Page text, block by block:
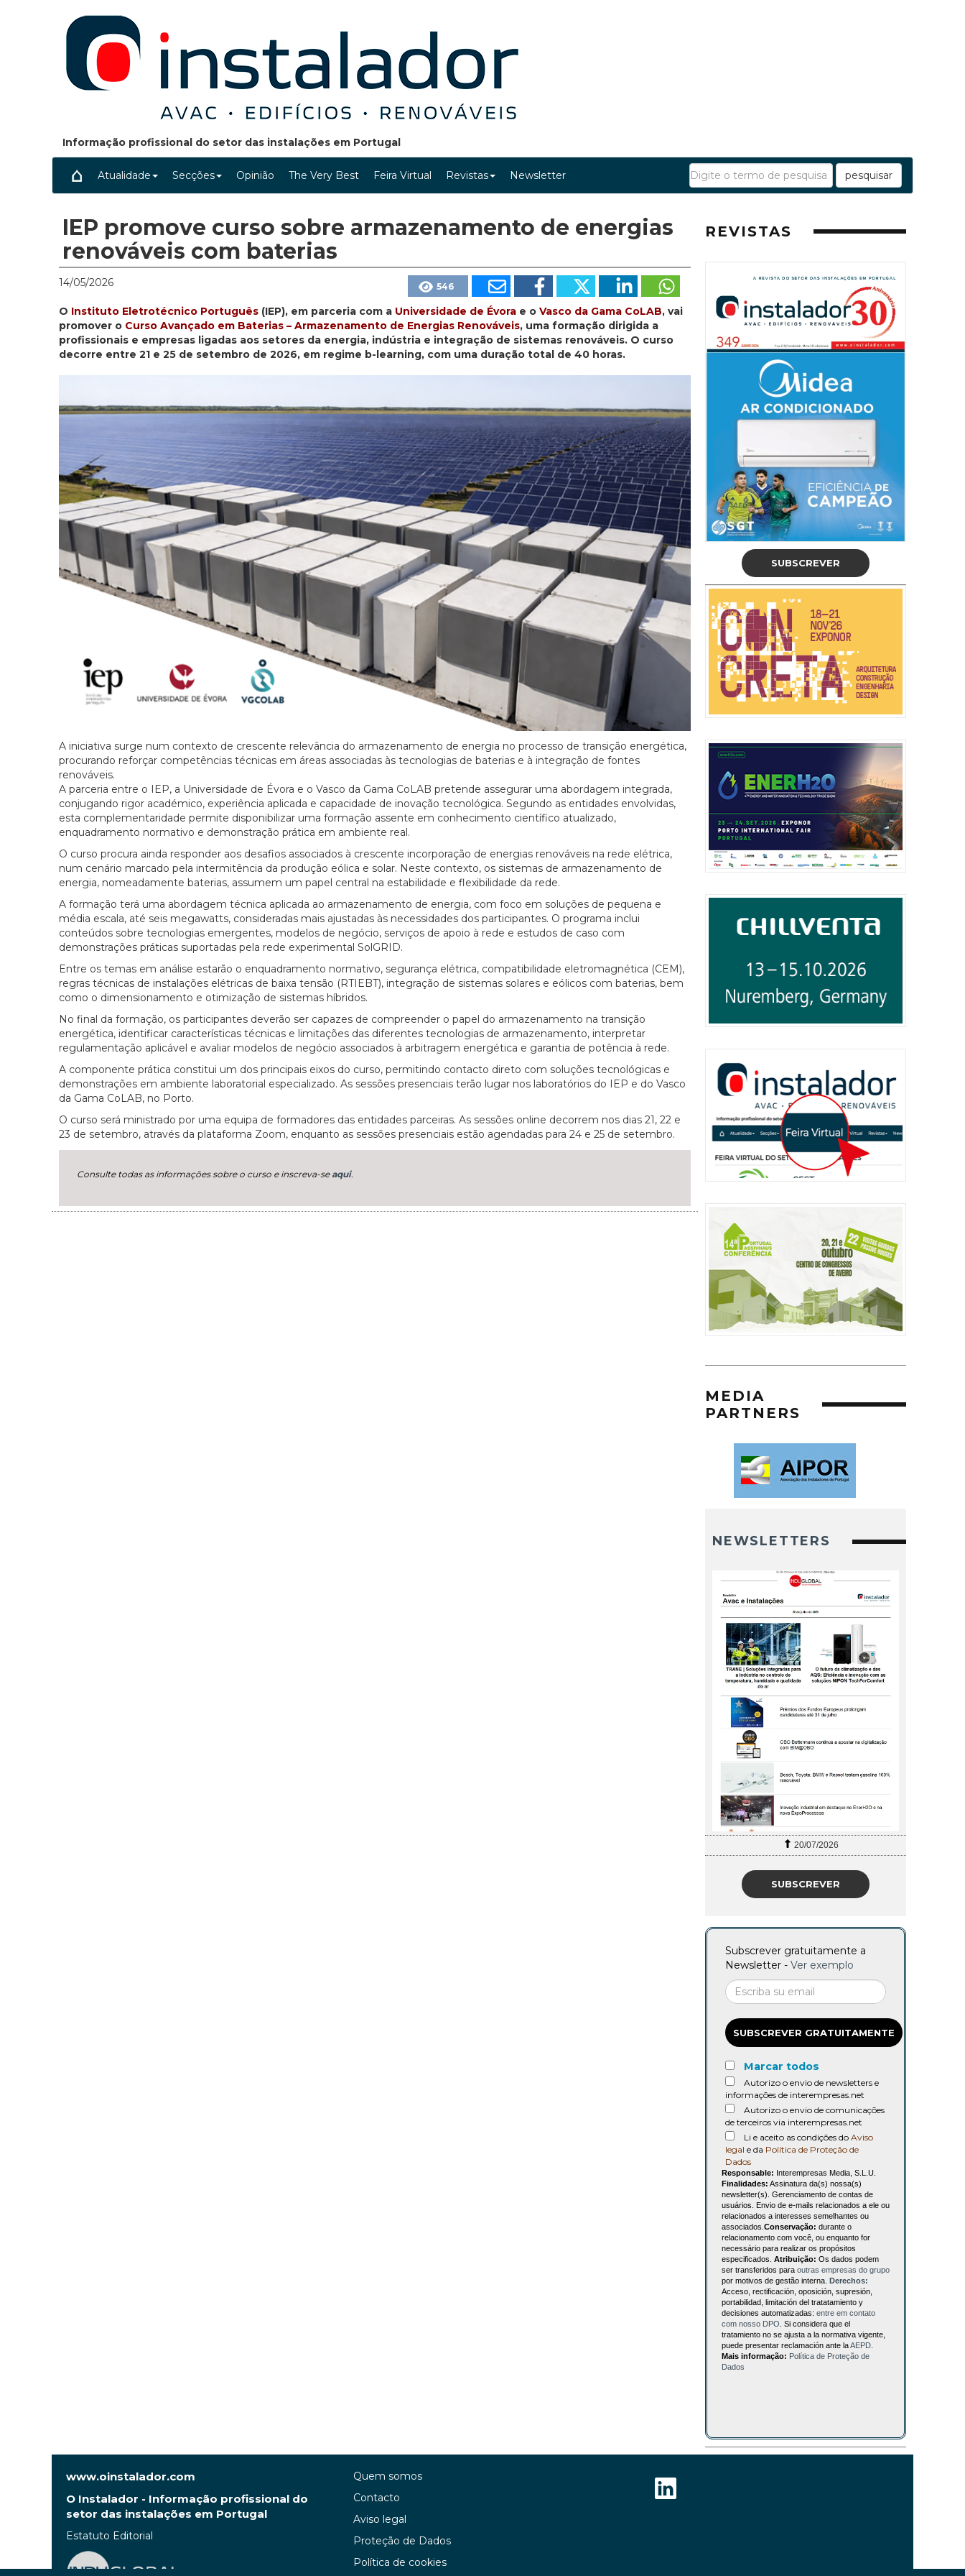
Informação profissional do setor das instalações em Portugal
Atualidade Secções Opinião The Very Best Feira Virtual Revistas Newsletter pesquisar
IEP promove curso sobre armazenamento de energias
renováveis com baterias
14/05/2026 546
O Instituto Eletrotécnico Português (IEP), em parceria com a Universidade de Évora e o Vasco da Gama CoLAB, vai
promover o Curso Avançado em Baterias – Armazenamento de Energias Renováveis, uma formação dirigida a
profissionais e empresas ligadas aos setores da energia, indústria e integração de sistemas renováveis. O curso
decorre entre 21 e 25 de setembro de 2026, em regime b-learning, com uma duração total de 40 horas.
A iniciativa surge num contexto de crescente relevância do armazenamento de energia no processo de transição energética,
procurando reforçar competências técnicas em áreas associadas às tecnologias de baterias e à integração de fontes
renováveis.
A parceria entre o IEP, a Universidade de Évora e o Vasco da Gama CoLAB pretende assegurar uma abordagem integrada,
conjugando rigor académico, experiência aplicada e capacidade de inovação tecnológica. Segundo as entidades envolvidas,
esta complementaridade permite disponibilizar uma formação assente em conhecimento científico atualizado,
enquadramento normativo e demonstração prática em ambiente real.
O curso procura ainda responder aos desafios associados à crescente incorporação de energias renováveis na rede elétrica,
num cenário marcado pela intermitência da produção eólica e solar. Neste contexto, os sistemas de armazenamento de
energia, nomeadamente baterias, assumem um papel central na estabilidade e flexibilidade da rede.
A formação terá uma abordagem técnica aplicada ao armazenamento de energia, com foco em soluções de pequena e
média escala, até seis megawatts, consideradas mais ajustadas às necessidades dos participantes. O programa inclui
conteúdos sobre tecnologias emergentes, modelos de negócio, serviços de apoio à rede e estudos de caso com
demonstrações práticas suportadas pela rede experimental SolGRID.
Entre os temas em análise estarão o enquadramento normativo, segurança elétrica, compatibilidade eletromagnética (CEM),
regras técnicas de instalações elétricas de baixa tensão (RTIEBT), integração de sistemas solares e eólicos com baterias, bem
como o dimensionamento e otimização de sistemas híbridos.
No final da formação, os participantes deverão ser capazes de compreender o papel do armazenamento na transição
energética, identificar características técnicas e limitações das diferentes tecnologias de armazenamento, interpretar
regulamentação aplicável e avaliar modelos de negócio associados à arbitragem energética e garantia de potência à rede.
A componente prática constitui um dos principais eixos do curso, permitindo contacto direto com soluções tecnológicas e
demonstrações em ambiente laboratorial especializado. As sessões presenciais terão lugar nos laboratórios do IEP e do Vasco
da Gama CoLAB, no Porto.
O curso será ministrado por uma equipa de formadores das entidades parceiras. As sessões online decorrem nos dias 21, 22 e
23 de setembro, através da plataforma Zoom, enquanto as sessões presenciais estão agendadas para 24 e 25 de setembro.
Consulte todas as informações sobre o curso e inscreva-se aqui.
REVISTAS
SUBSCREVER
MEDIA
PARTNERS
NEWSLETTERS
20/07/2026
SUBSCREVER
Subscrever gratuitamente a
Newsletter - Ver exemplo
SUBSCREVER GRATUITAMENTE
Marcar todos
Autorizo o envio de newsletters e
informações de interempresas.net
Autorizo o envio de comunicações
de terceiros via interempresas.net
Li e aceito as condições do Aviso
legal e da Política de Proteção de
Dados
Responsable: Interempresas Media, S.L.U.
Finalidades: Assinatura da(s) nossa(s)
newsletter(s). Gerenciamento de contas de
usuários. Envio de e-mails relacionados a ele ou
relacionados a interesses semelhantes ou
associados. Conservação: durante o
relacionamento com você, ou enquanto for
necessário para realizar os propósitos
especificados. Atribuição: Os dados podem
ser transferidos para outras empresas do grupo
por motivos de gestão interna. Derechos:
Acceso, rectificación, oposición, supresión,
portabilidad, limitación del tratatamiento y
decisiones automatizadas: entre em contato
com nosso DPO . Si considera que el
tratamiento no se ajusta a la normativa vigente,
puede presentar reclamación ante laAEPD
Mais informação: Política de Proteção de
Dados
www.oinstalador.com
O Instalador - Informação profissional do
setor das instalações em Portugal
Estatuto Editorial
Quem somos
Contacto
Aviso legal
Proteção de Dados
Política de cookies